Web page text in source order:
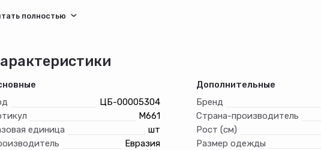
ЦБ-00005304
М661
единица
шт
Евразия
Дополнительные
Бренд
Страна-производитель
Рост (см)
Размер одежды